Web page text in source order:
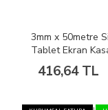
3mm x 50metre
Tablet Ekran
416,64 TL